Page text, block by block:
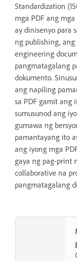
Standardization
mga PDF ang
ay dinisenyo para
ng publishing, ang
engineering
pangmatagalang
dokumento.
ang napiling
sa PDF gamit ang
sumusunod ang
gumawa ng
pamantayang ito
ang iyong mga
gaya ng pag-print
collaborative na
pangmatagalang